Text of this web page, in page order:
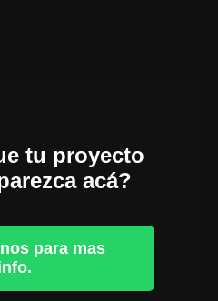
tu proyecto
acá?
para mas